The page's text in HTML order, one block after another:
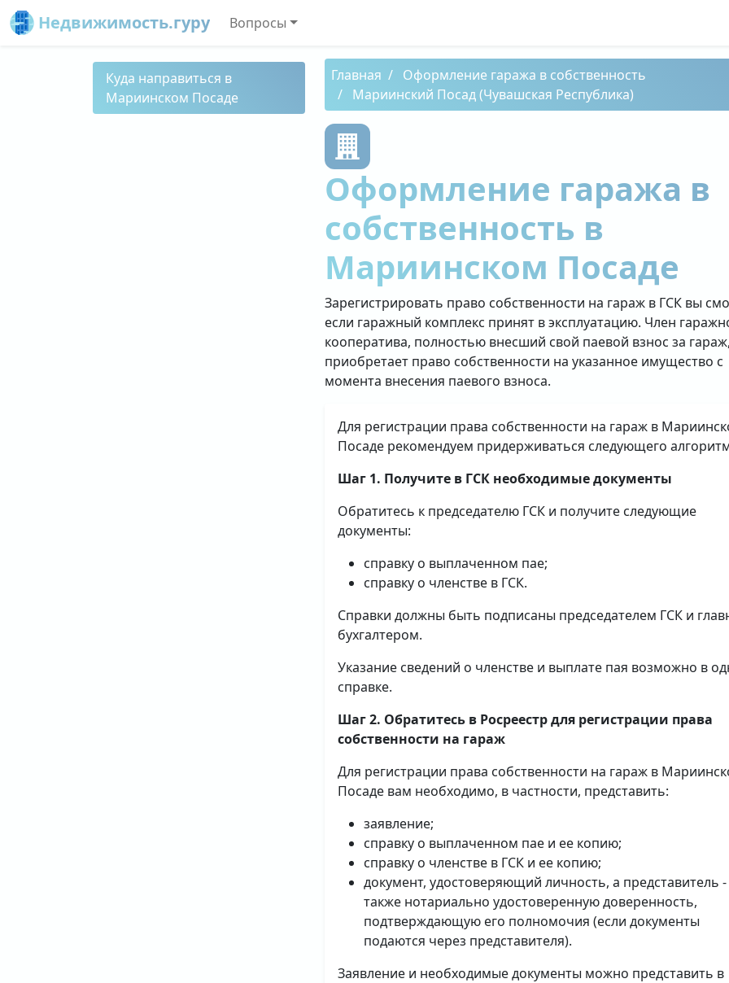
Недвижимость.гуру Вопросы
Куда направиться в
Мариинском Посаде
Главная
Оформление гаража в собственность
Мариинский Посад (Чувашская Республика)
Оформление гаража в
собственность в
Мариинском Посаде
Зарегистрировать право собственности на гараж в ГСК вы
если гаражный комплекс принят в эксплуатацию. Член
кооператива, полностью внесший свой паевой взнос за гараж,
приобретает право собственности на указанное имущество с
момента внесения паевого взноса.
Для регистрации права собственности на гараж в
Посаде рекомендуем придерживаться следующего
Шаг 1. Получите в ГСК необходимые документы
Обратитесь к председателю ГСК и получите следующие
документы:
справку о выплаченном пае;
справку о членстве в ГСК.
Справки должны быть подписаны председателем ГСК и
бухгалтером.
Указание сведений о членстве и выплате пая возможно в
справке.
Шаг 2. Обратитесь в Росреестр для регистрации права
собственности на гараж
Для регистрации права собственности на гараж в
Посаде вам необходимо, в частности, представить:
заявление;
справку о выплаченном пае и ее копию;
справку о членстве в ГСК и ее копию;
документ, удостоверяющий личность, а представитель -
также нотариально удостоверенную доверенность,
подтверждающую его полномочия (если документы
подаются через представителя).
Заявление и необходимые документы можно представить в